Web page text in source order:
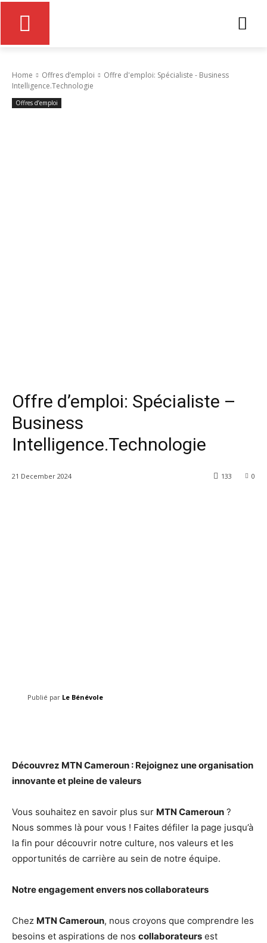
Home Offres d’emploi
Offre d'emploi: Spécialiste - Business
Intelligence.Technologie
Offres d’emploi
Offre d’emploi: Spécialiste –
Business
Intelligence.Technologie
21 December 2024 0
133
Publié par Le Bénévole
Découvrez MTN Cameroun : Rejoignez une organisation
innovante et pleine de valeurs
Vous souhaitez en savoir plus sur MTN Cameroun ?
Nous sommes là pour vous ! Faites défiler la page jusqu’à
la fin pour découvrir notre culture, nos valeurs et les
opportunités de carrière au sein de notre équipe.
Notre engagement envers nos collaborateurs
Chez MTN Cameroun, nous croyons que comprendre les
besoins et aspirations de nos collaborateurs est